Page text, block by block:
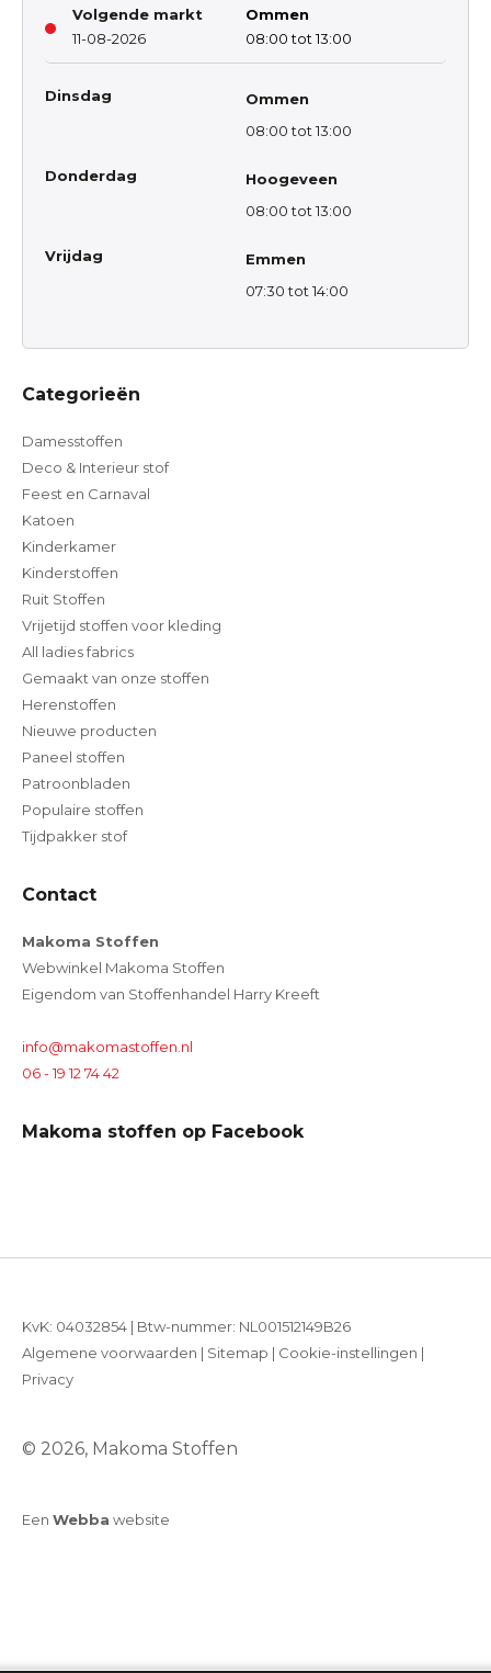
Volgende markt
11-08-2026
Ommen
08:00 tot 13:00
Dinsdag
Ommen
08:00 tot 13:00
Donderdag
Hoogeveen
08:00 tot 13:00
Vrijdag
Emmen
07:30 tot 14:00
Categorieën
Damesstoffen
Deco & Interieur stof
Feest en Carnaval
Katoen
Kinderkamer
Kinderstoffen
Ruit Stoffen
Vrijetijd stoffen voor kleding
All ladies fabrics
Gemaakt van onze stoffen
Herenstoffen
Nieuwe producten
Paneel stoffen
Patroonbladen
Populaire stoffen
Tijdpakker stof
Contact
Makoma Stoffen
Webwinkel Makoma Stoffen
Eigendom van Stoffenhandel Harry Kreeft
info@makomastoffen.nl
06 - 19 12 74 42
Makoma stoffen op Facebook
© 2026, Makoma Stoffen
KvK: 04032854 | Btw-nummer: NL001512149B26
Algemene voorwaarden | Sitemap | Cookie-instellingen |
Privacy
Een Webba website